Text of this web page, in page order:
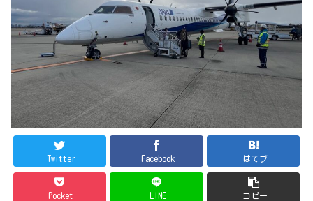
Twitter Facebook はてブ
Pocket LINE コピー